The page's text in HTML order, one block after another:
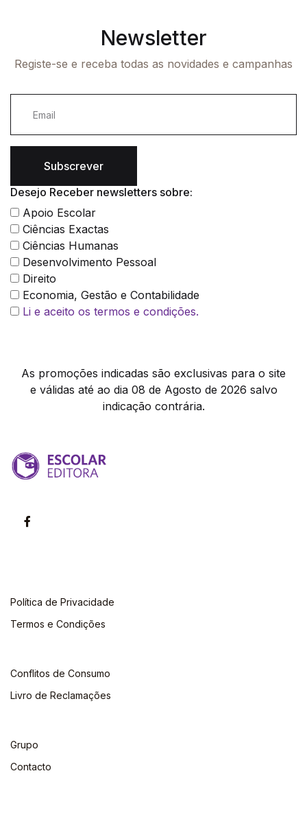
Newsletter
Registe-se e receba todas as novidades e campanhas
Subscrever
Desejo Receber newsletters sobre:
Apoio Escolar
Ciências Exactas
Ciências Humanas
Desenvolvimento Pessoal
Direito
Economia, Gestão e Contabilidade
Li e aceito os termos e condições.
As promoções indicadas são exclusivas para o site
e válidas até ao dia 08 de Agosto de 2026 salvo
indicação contrária.
Política de Privacidade
Termos e Condições
Conflitos de Consumo
Livro de Reclamações
Grupo
Contacto